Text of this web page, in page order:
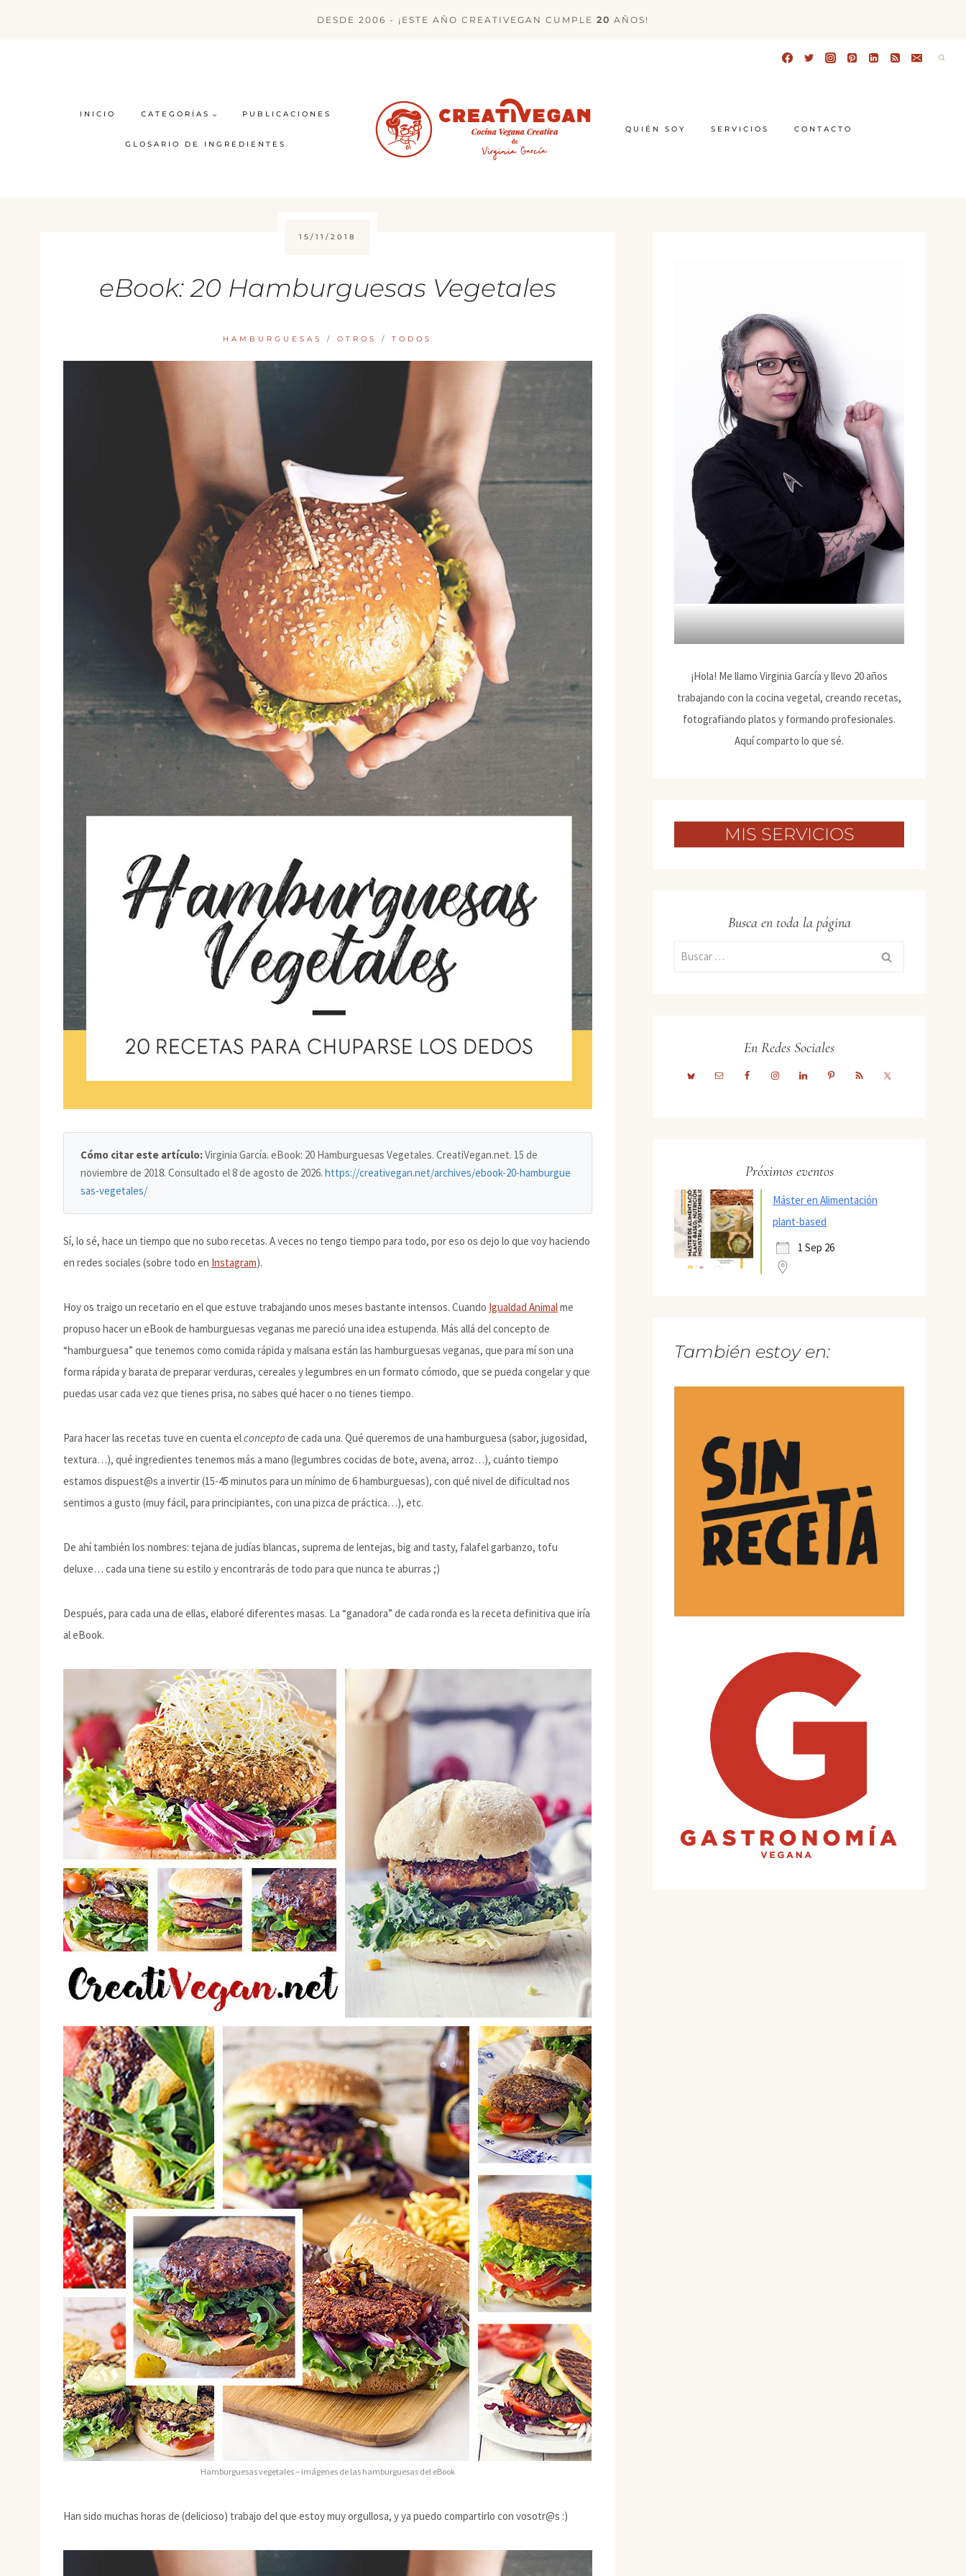
DESDE 2006 - ¡ESTE AÑO CREATIVEGAN CUMPLE 20 AÑOS!
INICIO CATEGORÍAS PUBLICACIONES
GLOSARIO DE INGREDIENTES
QUIÉN SOY SERVICIOS CONTACTO
15/11/2018
eBook: 20 Hamburguesas Vegetales
HAMBURGUESAS /OTROS /TODOS
Cómo citar este artículo:Virginia García. eBook: 20 Hamburguesas Vegetales. CreatiVegan.net. 15 de
noviembre de 2018. Consultado el8 de agosto de 2026. https://creativegan.net/archives/ebook-20-hamburgue
sas-vegetales/
Sí, lo sé, hace un tiempo que no subo recetas. A veces no tengo tiempo para todo, por eso os dejo lo que voy haciendo
en redes sociales (sobre todo en Instagram).
Hoy os traigo un recetario en el que estuve trabajando unos meses bastante intensos. Cuando Igualdad Animalme
propuso hacer un eBook de hamburguesas veganas me pareció una idea estupenda. Más allá del concepto de
“hamburguesa” que tenemos como comida rápida y malsana están las hamburguesas veganas, que para mí son una
forma rápida y barata de preparar verduras, cereales y legumbres en un formato cómodo, que se pueda congelar y que
puedas usar cada vez que tienes prisa, no sabes qué hacer o no tienes tiempo.
Para hacer las recetas tuve en cuenta elconcepto de cada una. Qué queremos de una hamburguesa (sabor, jugosidad,
textura…), qué ingredientes tenemos más a mano (legumbres cocidas de bote, avena, arroz…), cuánto tiempo
estamos dispuest@s a invertir (15-45 minutos para un mínimo de 6 hamburguesas), con qué nivel de dificultad nos
sentimos a gusto (muy fácil, para principiantes, con una pizca de práctica…), etc.
De ahí también los nombres: tejana de judías blancas, suprema de lentejas, big and tasty, falafel garbanzo, tofu
deluxe… cada una tiene su estilo y encontrarás de todo para que nunca te aburras ;)
Después, para cada una de ellas, elaboré diferentes masas. La “ganadora” de cada ronda es la receta definitiva que iría
al eBook.
Hamburguesas vegetales – imágenes de las hamburguesas del eBook
Han sido muchas horas de (delicioso) trabajo del que estoy muy orgullosa, y ya puedo compartirlo con vosotr@s :)
¡Hola! Me llamo Virginia García y llevo 20 años
trabajando con la cocina vegetal, creando recetas,
fotografiando platos y formando profesionales.
Aquí comparto lo que sé.
MIS SERVICIOS
Busca en toda la página
Buscar:
En Redes Sociales
Próximos eventos
Máster en Alimentación
plant-based
1 Sep 26
También estoy en: